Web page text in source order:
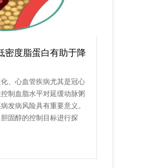
密度脂蛋白有助于降
、心血管疾病尤其是冠心
制血脂水平对延缓动脉粥
发病风险具有重要意义。
固醇的控制目标进行探